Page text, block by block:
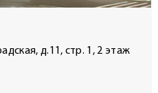
д.11, стр. 1, 2 этаж